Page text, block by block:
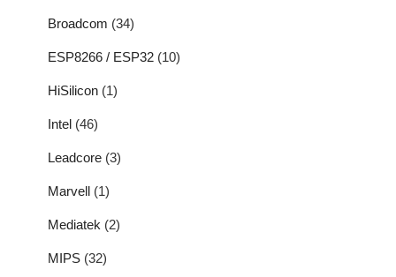
Broadcom (34)
ESP8266 / ESP32 (10)
HiSilicon (1)
Intel (46)
Leadcore (3)
Marvell (1)
Mediatek (2)
MIPS (32)